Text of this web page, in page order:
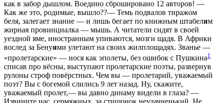
как в забор дышлом. Воедино сброшировано 12 авторов! —
Как же это, родимые, вышло??— Темь подвалов тиражом
беля, залегает знание — и лишь бегает по книжным штабелям
жирная провинциалка — мышь. А читатели сидят в своей
уездной яме, иностранным упиваются, мозги щадя. В Африки
вослед за Бенуями улетают на своих жилплощадях. Званье —
«пролетарские» — нося как эполеты, без ошибок с Пушкина1
списав про вёсны, выступают пролетарские поэты, развернув
рулоны строф повёрстных. Чем вы — пролетарий, уважаемый
поэт? Вы с богемой слились 9 лет назад. Ну, скажите,
уважаемый пролет,— вы давно динаму видели в глаза? —